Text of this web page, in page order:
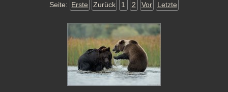
Seite: Erste Zurück 1 2 Vor Letzte